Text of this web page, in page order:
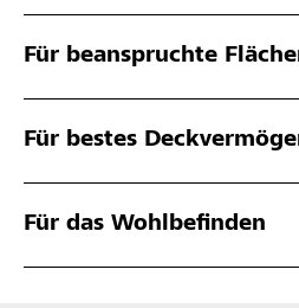
Für beanspruchte
Für bestes
Für das Wohlbefinden